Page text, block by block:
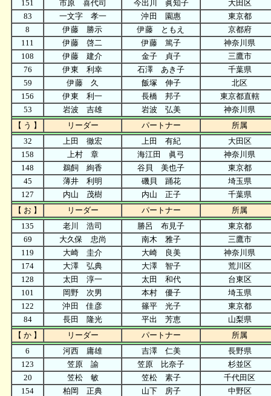
151
市原 喜代司 今出川 眞知子
大田区
83
一文字 孝一 沖田 園惠
東京都
8
伊藤 勝示 伊藤 ともえ
京都府
111
伊藤 啓二 伊藤 篤子
神奈川県
108
伊藤 建介 金子 貞子
三鷹市
76
伊東 利幸 石澤 あき子
千葉県
59
伊藤 久 飯塚 伸子
北区
156
伊東 利一 長橋 邦子
東京都直轄
53
岩波 吉雄 岩波 弘美
神奈川県
【 う 】
リーダー パートナー
所属
32
上田 徹宏 上田 有紀
大田区
158
上村 章 海江田 眞弓
神奈川県
148
鵜飼 絢香 谷貝 美也子
東京都
45
薄井 利明 磯貝 踊花
埼玉県
127
内山 茂樹 内山 正子
千葉県
【 お 】
リーダー パートナー
所属
135
老川 浩司 勝呂 布見子
東京都
69
大久保 忠尚 南木 雅子
三鷹市
119
大崎 圭介 大崎 良美
神奈川県
174
大澤 弘典 大澤 智子
荒川区
128
太田 淳一 太田 和代
台東区
101
岡野 次男 本村 優子
埼玉県
122
沖田 佳彦 篠平 光子
東京都
84
長田 隆光 平出 芳恵
山梨県
【 か 】
リーダー パートナー
所属
6
河西 庸雄 吉澤 仁美
長野県
123
笠原 諭 笠原 比奈子
杉並区
20
笠松 敏 笠松 素子
千代田区
154
柏岡 正典 山下 房子
中野区